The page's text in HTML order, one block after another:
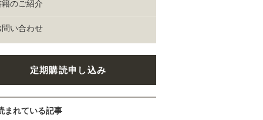
籍のご紹介
問い合わせ
定期購読申し込み
まれている記事